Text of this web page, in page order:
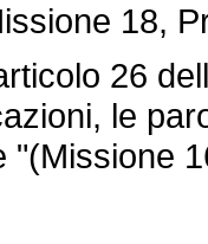
18,
26
le
"(Missione